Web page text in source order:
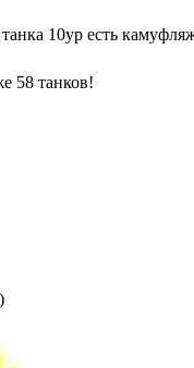
10ур есть
58 танков!